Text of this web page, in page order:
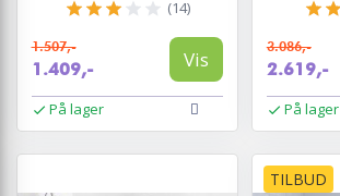
(14)
1.507,-
1.409,- Vis
På lager
3.086,-
2.619,-
På lager
TILBUD